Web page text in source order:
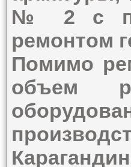
№ 2 с
ремонтом
Помимо
объем